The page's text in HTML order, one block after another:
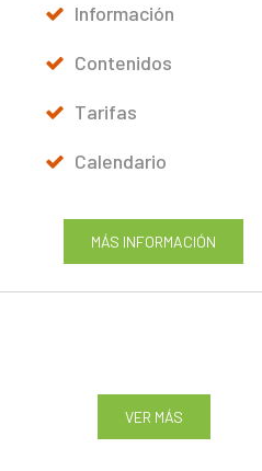
Información
Contenidos
Tarifas
Calendario
MÁS INFORMACIÓN
VER MÁS